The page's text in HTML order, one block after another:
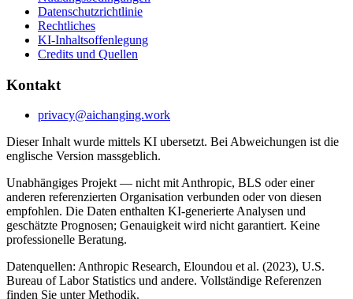
Datenschutzrichtlinie
Rechtliches
KI-Inhaltsoffenlegung
Credits und Quellen
Kontakt
privacy@aichanging.work
Dieser Inhalt wurde mittels KI ubersetzt. Bei Abweichungen ist die
englische Version massgeblich.
Unabhängiges Projekt — nicht mit Anthropic, BLS oder einer
anderen referenzierten Organisation verbunden oder von diesen
empfohlen. Die Daten enthalten KI-generierte Analysen und
geschätzte Prognosen; Genauigkeit wird nicht garantiert. Keine
professionelle Beratung.
Datenquellen: Anthropic Research, Eloundou et al. (2023), U.S.
Bureau of Labor Statistics und andere. Vollständige Referenzen
finden Sie unter Methodik.